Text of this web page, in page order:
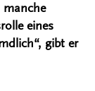
manche
eines
gibt er